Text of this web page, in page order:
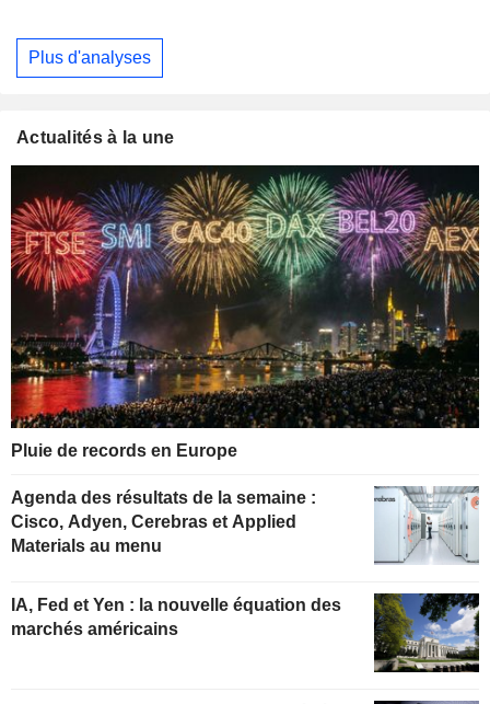
Plus d'analyses
Actualités à la une
Pluie de records en Europe
Agenda des résultats de la semaine :
Cisco, Adyen, Cerebras et Applied
Materials au menu
IA, Fed et Yen : la nouvelle équation des
marchés américains